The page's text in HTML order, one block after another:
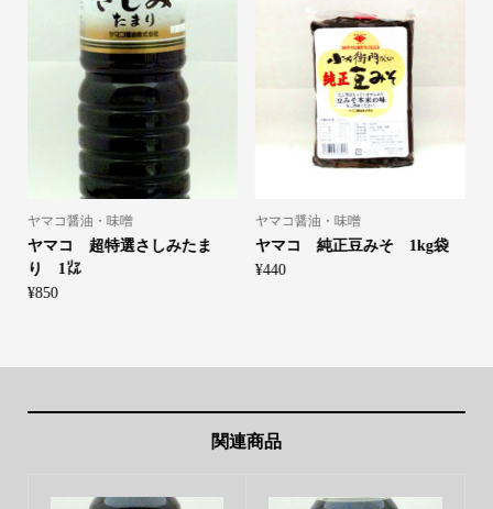
750g
個
ヤマコ醤油・味噌
ヤマコ 超特選さしみたま
り 1㍑
¥850
ヤマコ醤油・味噌
ヤマコ 純正豆みそ 1kg袋
¥440
関連商品